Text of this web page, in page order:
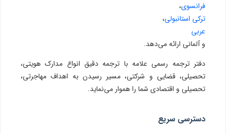
فرانسوی،
ترکی استانبولی،
عربی
و آلمانی ارائه می‌دهد.
دفتر ترجمه رسمی علامه با ترجمه دقیق انواع مدارک هویتی،
تحصیلی، قضایی و شرکتی، مسیر رسیدن به اهداف مهاجرتی،
تحصیلی و اقتصادی شما را هموار می‌نماید.
دسترسی سریع